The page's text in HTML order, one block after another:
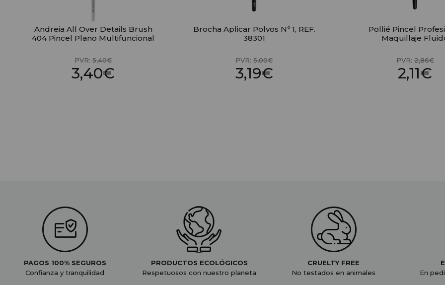
Andreia All Over Details Brush
404 Pincel Plano Multifuncional
PVR: 5,40€
3,40€
Brocha Aplicar Polvos Nº 1, REF.
38301
PVR: 5,00€
3,19€
Pollié Pincel
Maquillaje
PVR:2,86€
2,11€
PAGOS 100% SEGUROS
Confianza y tranquilidad
PRODUCTOS ECOLÓGICOS
Respetuosos con nuestro planeta
CRUELTY FREE
No testados en animales
En